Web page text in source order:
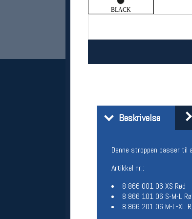
BLACK
Beskrivelse
Denne stroppen passer til
Artikkel nr.:
8 866 001 06 XS Rød
8 866 101 06 S-M-L
8 866 201 06 M-L-XL
Her finner du oss
0183 Oslo
(telefontid man-fredag klokken
Om oss
Kontakt oss